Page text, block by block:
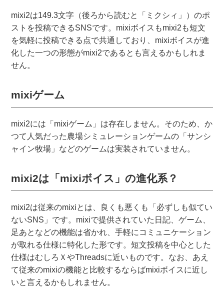
mixi2は149.3文字（後ろから読むと「ミクシィ」）のポ
ストを投稿できるSNSです。mixiボイスもmixi2も短文
を気軽に投稿できる点で共通しており、mixiボイスが進
化した一つの形態がmixi2であるとも言えるかもしれま
せん。
mixiゲーム
mixi2には「mixiゲーム」は存在しません。そのため、か
つて人気だった農場シミュレーションゲームの「サンシ
ャイン牧場」などのゲームは実装されていません。
mixi2は「mixiボイス」の進化系？
mixi2は従来のmixiとは、良くも悪くも「必ずしも似てい
ないSNS」です。mixiで提供されていた日記、ゲーム、
足あとなどの機能は省かれ、手軽にコミュニケーション
が取れる仕様に特化した形です。短文投稿を中心とした
仕様はむしろＸやThreadsに近いものです。なお、あえ
て従来のmixiの機能と比較するならばmixiボイスに近し
いと言えるかもしれません。